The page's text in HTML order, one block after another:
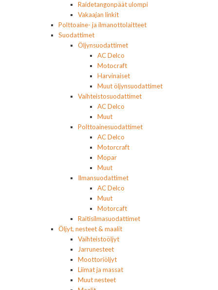
Raidetangonpäät ulompi
Vakaajan linkit
Polttoaine- ja ilmanottolaitteet
Suodattimet
Öljynsuodattimet
AC Delco
Motocraft
Harvinaiset
Muut öljynsuodattimet
Vaihteistosuodattimet
AC Delco
Muut
Polttoainesuodattimet
AC Delco
Motorcraft
Mopar
Muut
Ilmansuodattimet
AC Delco
Muut
Motorcaft
Raitisilmasuodattimet
Öljyt, nesteet & maalit
Vaihteistoöljyt
Jarrunesteet
Moottoriöljyt
Liimat ja massat
Muut nesteet